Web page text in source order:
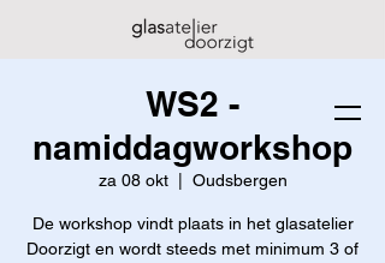
WS2 -
namiddagworkshop
za 08 okt
  |
Oudsbergen
De workshop vindt plaats in het glasatelier
Doorzigt en wordt steeds met minimum 3 of